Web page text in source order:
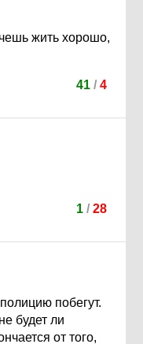
жить хорошо,
41 / 4
1 / 28
побегут.
будет ли
от того,